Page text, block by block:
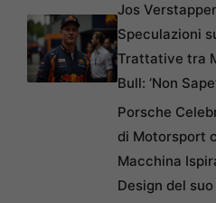
Jos
Speculazioni
Trattative tra
Bull: ‘Non
Porsche
di Motorsport
Macchina
Design del